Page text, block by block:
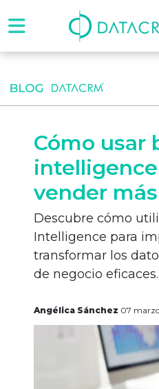
Software
Contáctanos
Recursos
¡Hablemos!
gratis
Cómo usar
vender más
Descubre cómo
Intelligence para
transformar los
de negocio eficaces.
Angélica Sánchez 07